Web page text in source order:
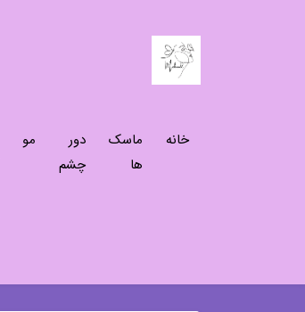
خانه
ماسک
ها
دور
چشم
مو